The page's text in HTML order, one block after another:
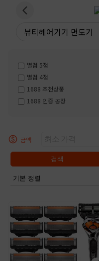
별점 5점
별점 4점
1688 추천상품
1688 인증 공장
금액